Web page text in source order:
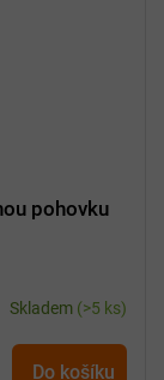
pohovku
Skladem (>5 ks)
Do košíku